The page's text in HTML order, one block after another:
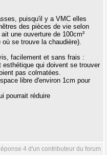
puisqu'il y a VMC elles
des pièces de vie selon
une ouverture de 100cm²
se trouve la chaudière).
facilement et sans frais :
qui doivent se trouver
pas colmatées.
libre d'environ 1cm pour
pourrait réduire
4 d'un contributeur du forum